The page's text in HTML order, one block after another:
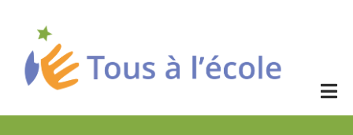
contenu
principal